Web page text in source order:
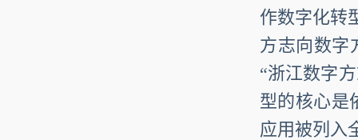
作数字化转
方志向数字
“浙江数字
型的核心是
应用被列入